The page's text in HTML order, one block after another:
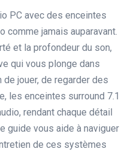
PC avec des enceintes
comme jamais auparavant.
et la profondeur du son,
qui vous plonge dans
de jouer, de regarder des
les enceintes surround 7.1
rendant chaque détail
guide vous aide à naviguer
de ces systèmes